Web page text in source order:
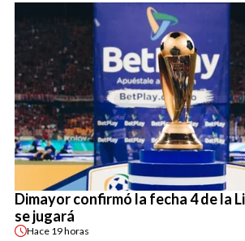
Dimayor confirmó la fecha 4 de la
se jugará
Hace 19 horas